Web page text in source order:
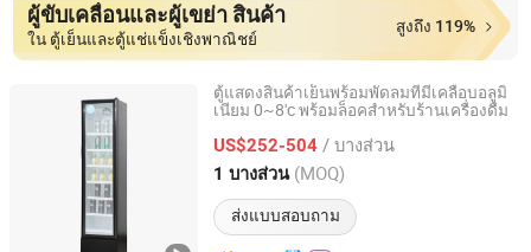
ผู้ขับเคลื่อนและผู้เขย่า สินค้า
ใน ตู้เย็นและตู้แช่แข็งเชิงพาณิชย์
สูงถึง 119%
ตู้แสดงสินค้าเย็นพร้อมพัดลมที่มีเคลือบอลูมิ
เนียม 0~8'c พร้อมล็อคสำหรับร้านเครื่องดื่ม
US$252-504 / บางส่วน
1 บางส่วน (MOQ)
ส่งแบบสอบถาม
Hangzhou Ruiqi Technology Co., Ltd.
Zhejiang, China อัตราจาก 2025